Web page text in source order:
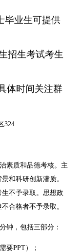
毕业生可提供
招生考试考生
具体时间关注群
324
素质和品德考核。主
和科研创新潜质。
生不予录取。思想政
合格者不予录取。
钟，包括三部分：
要PPT）；